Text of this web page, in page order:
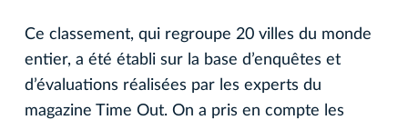
Ce classement, qui regroupe 20 villes du monde
entier, a été établi sur la base d’enquêtes et
d’évaluations réalisées par les experts du
magazine Time Out. On a pris en compte les